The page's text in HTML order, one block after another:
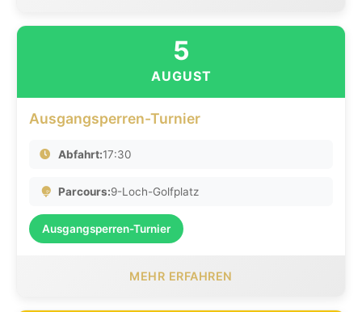
5
AUGUST
Ausgangsperren-Turnier
Abfahrt:17:30
Parcours:9-Loch-Golfplatz
Ausgangsperren-Turnier
MEHR ERFAHREN